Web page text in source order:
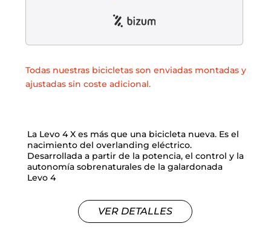
Todas nuestras bicicletas son enviadas montadas y
ajustadas sin coste adicional.
La Levo 4 X es más que una bicicleta nueva. Es el
nacimiento del overlanding eléctrico.
Desarrollada a partir de la potencia, el control y la
autonomía sobrenaturales de la galardonada
Levo 4
VER DETALLES